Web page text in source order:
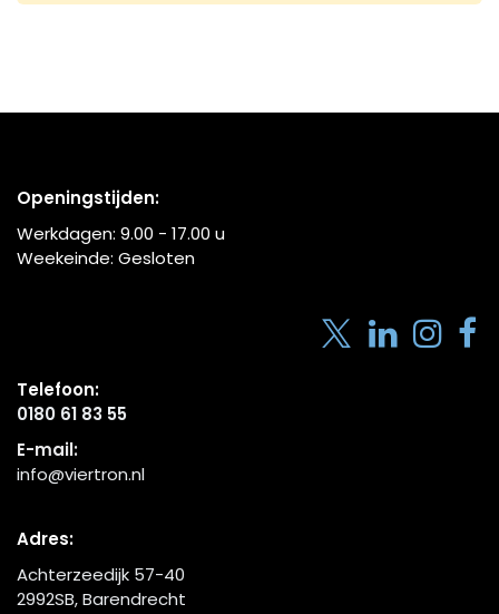
Openingstijden:
Werkdagen: 9.00 - 17.00 u
Weekeinde: Gesloten
Telefoon:
0180 61 83 55
E-mail:
info@viertron.nl
Adres:
Achterzeedijk 57-40
2992SB, Barendrecht